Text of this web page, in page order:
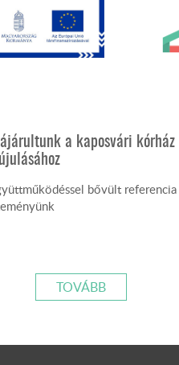
a kaposvári kórház
bővült referencia
TOVÁBB